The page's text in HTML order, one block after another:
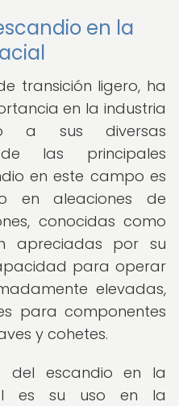
en la
transición ligero, ha
en la industria
a sus diversas
las principales
en este campo es
en aleaciones de
conocidas como
apreciadas por su
para operar
elevadas,
para componentes
y cohetes.
del escandio en la
es su uso en la